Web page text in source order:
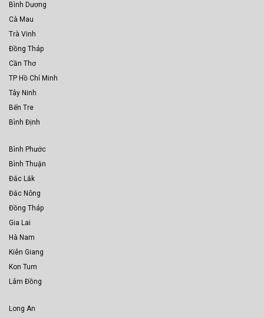
Bình Dương
Cà Mau
Trà Vinh
Đồng Tháp
Cần Thơ
TP Hồ Chí Minh
Tây Ninh
Bến Tre
Bình Định
Bình Phước
Bình Thuận
Đắc Lắk
Đắc Nông
Đồng Tháp
Gia Lai
Hà Nam
Kiên Giang
Kon Tum
Lâm Đồng
Long An